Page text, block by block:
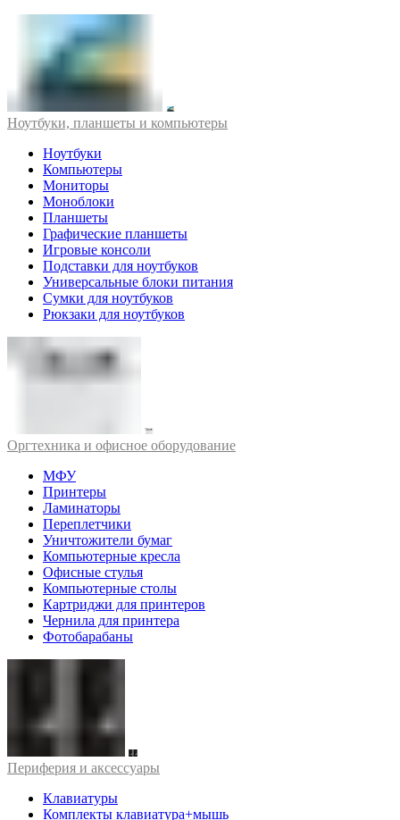
Ноутбуки, планшеты и компьютеры
Ноутбуки
Компьютеры
Мониторы
Моноблоки
Планшеты
Графические планшеты
Игровые консоли
Подставки для ноутбуков
Универсальные блоки питания
Сумки для ноутбуков
Рюкзаки для ноутбуков
Оргтехника и офисное оборудование
МФУ
Принтеры
Ламинаторы
Переплетчики
Уничтожители бумаг
Компьютерные кресла
Офисные стулья
Компьютерные столы
Картриджи для принтеров
Чернила для принтера
Фотобарабаны
Периферия и аксессуары
Клавиатуры
Комплекты клавиатура+мышь